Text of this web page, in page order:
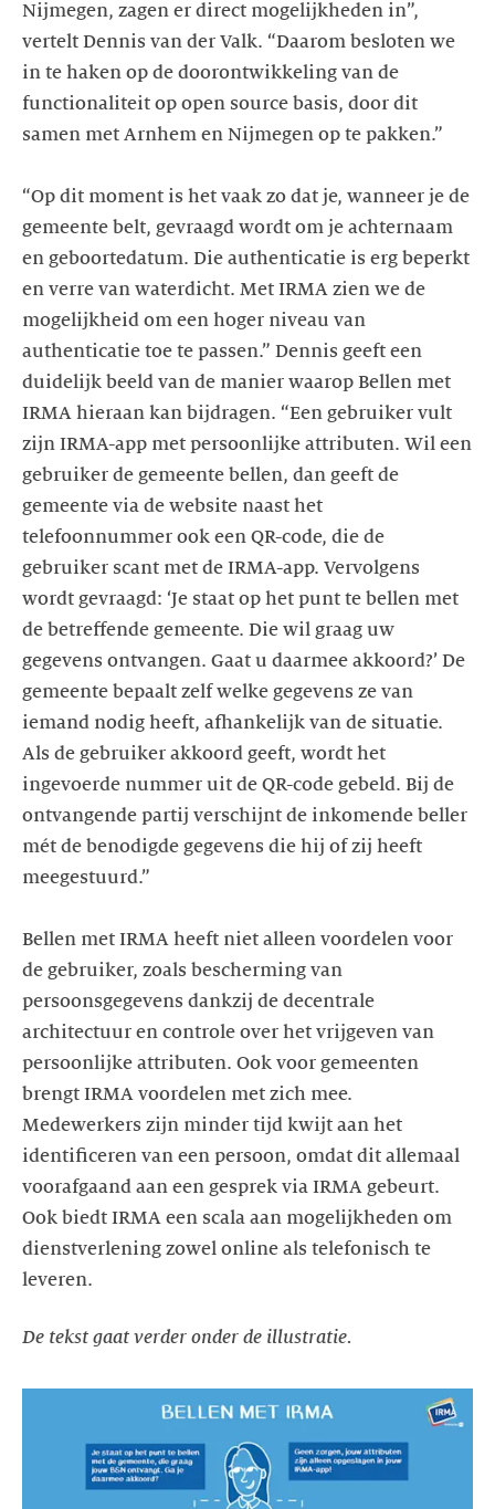
Nijmegen, zagen er direct mogelijkheden in”,
vertelt Dennis van der Valk. “Daarom besloten we
in te haken op de doorontwikkeling van de
functionaliteit op open source basis, door dit
samen met Arnhem en Nijmegen op te pakken.”
“Op dit moment is het vaak zo dat je, wanneer je de
gemeente belt, gevraagd wordt om je achternaam
en geboortedatum. Die authenticatie is erg beperkt
en verre van waterdicht. Met IRMA zien we de
mogelijkheid om een hoger niveau van
authenticatie toe te passen.” Dennis geeft een
duidelijk beeld van de manier waarop Bellen met
IRMA hieraan kan bijdragen. “Een gebruiker vult
zijn IRMA-app met persoonlijke attributen. Wil een
gebruiker de gemeente bellen, dan geeft de
gemeente via de website naast het
telefoonnummer ook een QR-code, die de
gebruiker scant met de IRMA-app. Vervolgens
wordt gevraagd: ‘Je staat op het punt te bellen met
de betreffende gemeente. Die wil graag uw
gegevens ontvangen. Gaat u daarmee akkoord?’ De
gemeente bepaalt zelf welke gegevens ze van
iemand nodig heeft, afhankelijk van de situatie.
Als de gebruiker akkoord geeft, wordt het
ingevoerde nummer uit de QR-code gebeld. Bij de
ontvangende partij verschijnt de inkomende beller
mét de benodigde gegevens die hij of zij heeft
meegestuurd.”
Bellen met IRMA heeft niet alleen voordelen voor
de gebruiker, zoals bescherming van
persoonsgegevens dankzij de decentrale
architectuur en controle over het vrijgeven van
persoonlijke attributen. Ook voor gemeenten
brengt IRMA voordelen met zich mee.
Medewerkers zijn minder tijd kwijt aan het
identificeren van een persoon, omdat dit allemaal
voorafgaand aan een gesprek via IRMA gebeurt.
Ook biedt IRMA een scala aan mogelijkheden om
dienstverlening zowel online als telefonisch te
leveren.
De tekst gaat verder onder de illustratie.